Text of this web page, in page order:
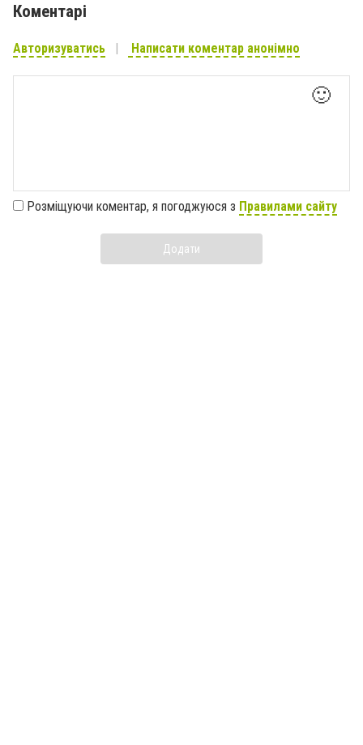
Коментарі
Авторизуватись Написати коментар анонімно
🙂
Розміщуючи коментар, я погоджуюся з Правилами сайту
Додати